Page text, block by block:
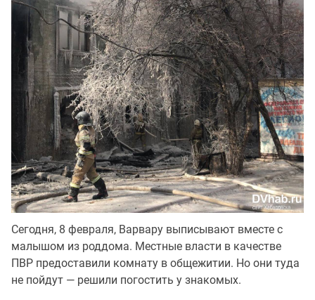
Сегодня, 8 февраля, Варвару выписывают вместе с
малышом из роддома. Местные власти в качестве
ПВР предоставили комнату в общежитии. Но они туда
не пойдут — решили погостить у знакомых.